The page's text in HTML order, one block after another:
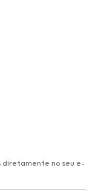
no seu e-